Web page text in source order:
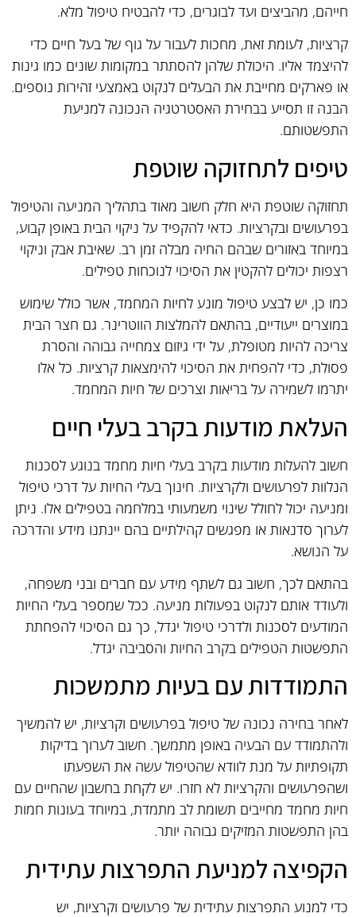
חייהם, מהביצים ועד לבוגרים, כדי להבטיח טיפול מלא.
קרציות, לעומת זאת, מחכות לעבור על גוף של בעל חיים כדי
להיצמד אליו. היכולת שלהן להסתתר במקומות שונים כמו גינות
או פארקים מחייבת את הבעלים לנקוט באמצעי זהירות נוספים.
הבנה זו תסייע בבחירת האסטרטגיה הנכונה למניעת
התפשטותם.
טיפים לתחזוקה שוטפת
תחזוקה שוטפת היא חלק חשוב מאוד בתהליך המניעה והטיפול
בפרעושים ובקרציות. כדאי להקפיד על ניקוי הבית באופן קבוע,
במיוחד באזורים שבהם החיה מבלה זמן רב. שאיבת אבק וניקוי
רצפות יכולים להקטין את הסיכוי לנוכחות טפילים.
כמו כן, יש לבצע טיפול מונע לחיות המחמד, אשר כולל שימוש
במוצרים ייעודיים, בהתאם להמלצות הווטרינר. גם חצר הבית
צריכה להיות מטופלת, על ידי גיזום צמחייה גבוהה והסרת
פסולת, כדי להפחית את הסיכוי להימצאות קרציות. כל אלו
יתרמו לשמירה על בריאות וצרכים של חיות המחמד.
העלאת מודעות בקרב בעלי חיים
חשוב להעלות מודעות בקרב בעלי חיות מחמד בנוגע לסכנות
הנלוות לפרעושים ולקרציות. חינוך בעלי החיות על דרכי טיפול
ומניעה יכול לחולל שינוי משמעותי במלחמה בטפילים אלו. ניתן
לערוך סדנאות או מפגשים קהילתיים בהם יינתנו מידע והדרכה
על הנושא.
בהתאם לכך, חשוב גם לשתף מידע עם חברים ובני משפחה,
ולעודד אותם לנקוט בפעולות מניעה. ככל שמספר בעלי החיות
המודעים לסכנות ולדרכי טיפול יגדל, כך גם הסיכוי להפחתת
התפשטות הטפילים בקרב החיות והסביבה יגדל.
התמודדות עם בעיות מתמשכות
לאחר בחירה נכונה של טיפול בפרעושים וקרציות, יש להמשיך
ולהתמודד עם הבעיה באופן מתמשך. חשוב לערוך בדיקות
תקופתיות על מנת לוודא שהטיפול עשה את השפעתו
ושהפרעושים והקרציות לא חזרו. יש לקחת בחשבון שהחיים עם
חיות מחמד מחייבים תשומת לב מתמדת, במיוחד בעונות חמות
בהן התפשטות המזיקים גבוהה יותר.
הקפיצה למניעת התפרצות עתידית
כדי למנוע התפרצות עתידית של פרעושים וקרציות, יש